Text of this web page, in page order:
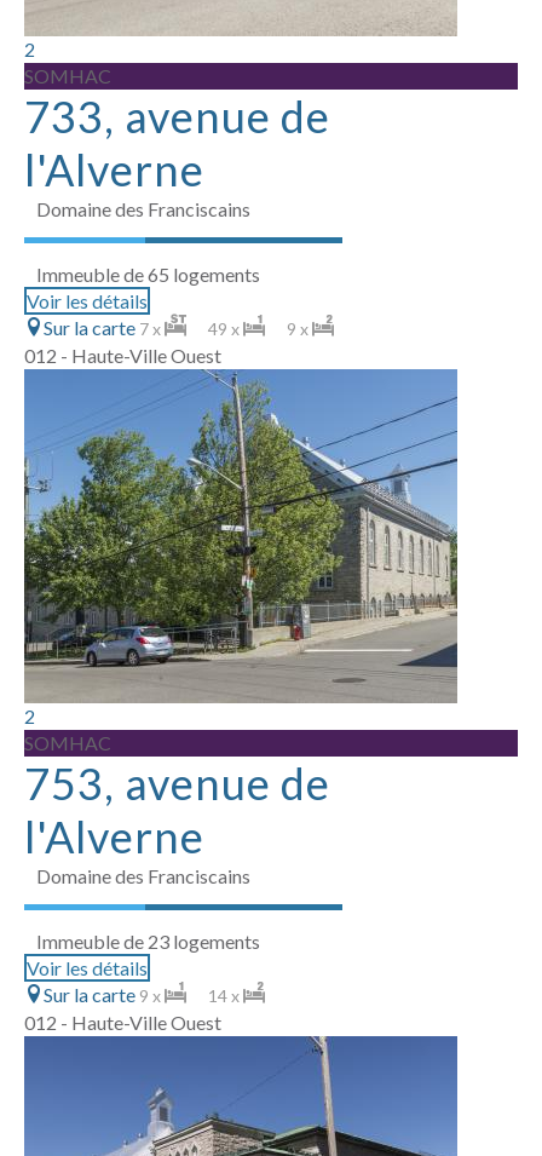
2
SOMHAC
733, avenue de
l'Alverne
Domaine des Franciscains
Immeuble de 65 logements
Voir les détails
Sur la carte 7 x 49 x 9 x
012 - Haute-Ville Ouest
2
SOMHAC
753, avenue de
l'Alverne
Domaine des Franciscains
Immeuble de 23 logements
Voir les détails
Sur la carte 9 x 14 x
012 - Haute-Ville Ouest